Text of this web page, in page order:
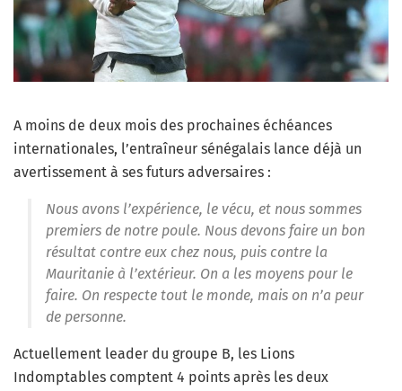
A moins de deux mois des prochaines échéances
internationales, l’entraîneur sénégalais lance déjà un
avertissement à ses futurs adversaires :
Nous avons l’expérience, le vécu, et nous sommes
premiers de notre poule. Nous devons faire un bon
résultat contre eux chez nous, puis contre la
Mauritanie à l’extérieur. On a les moyens pour le
faire. On respecte tout le monde, mais on n’a peur
de personne.
Actuellement leader du groupe B, les Lions
Indomptables comptent 4 points après les deux